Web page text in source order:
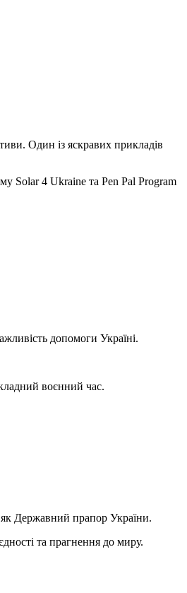
Один із яскравих прикладів
Solar 4 Ukraine та Pen Pal Program
допомоги Україні.
воєнний час.
як Державний прапор України.
та прагнення до миру.